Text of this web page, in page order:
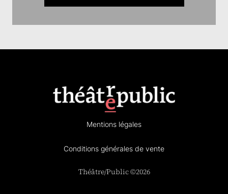
Mentions légales
Conditions générales de vente
Théâtre/Public ©2026